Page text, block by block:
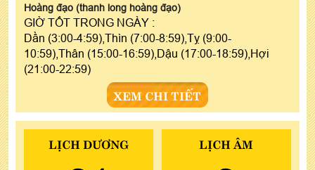
Hoàng đạo (thanh long hoàng đạo)
GIỜ TỐT TRONG NGÀY :
Dần (3:00-4:59),Thìn (7:00-8:59),Tỵ (9:00-
10:59),Thân (15:00-16:59),Dậu (17:00-18:59),Hợi
(21:00-22:59)
XEM CHI TIẾT
LỊCH DƯƠNG LỊCH ÂM